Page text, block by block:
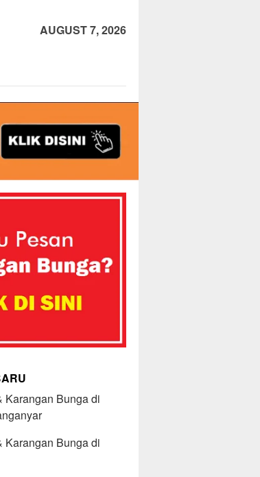
AUGUST 7, 2026
Karangan Bunga di
Karangan Bunga di